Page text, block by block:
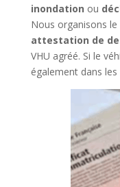
inondation ou
Nous organisons
attestation de
VHU agréé. Si le
également dans les